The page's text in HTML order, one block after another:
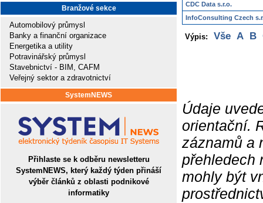
Branžové sekce
Automobilový průmysl
Banky a finanční organizace
Energetika a utility
Potravinářský průmysl
Stavebnictví - BIM, CAFM
Veřejný sektor a zdravotnictví
SystemNEWS
Přihlaste se k odběru newsletteru
SystemNEWS, který každý týden přináší
výběr článků z oblasti podnikové
informatiky
CDC Data s.r.o.
InfoConsulting Czech
Výpis: Vše A B
Údaje
orientační.
záznamů a
přehledech
mohly být